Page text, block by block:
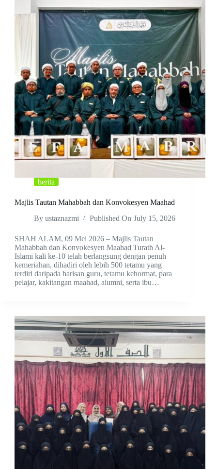
berita
Majlis Tautan Mahabbah dan Konvokesyen Maahad
By ustaznazmi Published On July 15, 2026
SHAH ALAM, 09 Mei 2026 – Majlis Tautan
Mahabbah dan Konvokesyen Maahad Turath Al-
Islami kali ke-10 telah berlangsung dengan penuh
kemeriahan, dihadiri oleh lebih 500 tetamu yang
terdiri daripada barisan guru, tetamu kehormat, para
pelajar, kakitangan maahad, alumni, serta ibu…